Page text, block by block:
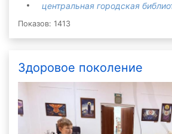
центральная городская
Показов: 1413
Здоровое поколение